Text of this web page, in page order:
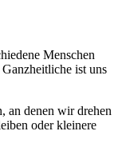
Menschen
ist uns
an denen wir drehen
oder kleinere